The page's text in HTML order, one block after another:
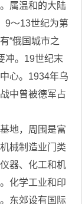
属温和的大陆
9～13世纪为第
“俄国城市之
冲。19世纪末
心。1934年乌
中曾被德军占
地，周围是富
械制造业门类
器、化工和机
化学工业和印
东郊设有国际